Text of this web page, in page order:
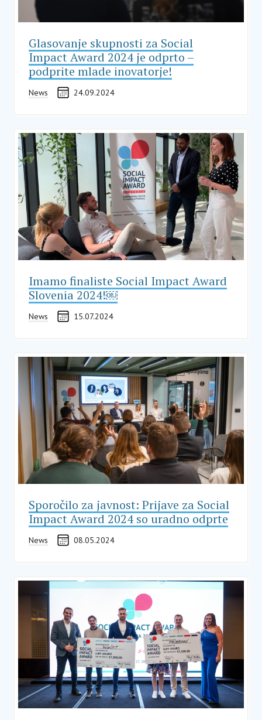
Glasovanje skupnosti za Social
Impact Award 2024 je odprto –
podprite mlade inovatorje!
News 24.09.2024
Imamo finaliste Social Impact Award
Slovenia 2024!￼
News 15.07.2024
Sporočilo za javnost: Prijave za Social
Impact Award 2024 so uradno odprte
News 08.05.2024